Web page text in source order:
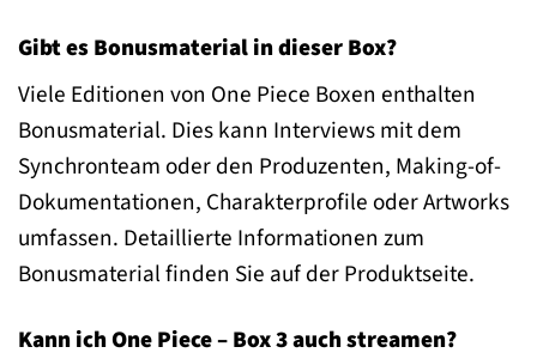
Gibt es Bonusmaterial in dieser Box?
Viele Editionen von One Piece Boxen enthalten
Bonusmaterial. Dies kann Interviews mit dem
Synchronteam oder den Produzenten, Making-of-
Dokumentationen, Charakterprofile oder Artworks
umfassen. Detaillierte Informationen zum
Bonusmaterial finden Sie auf der Produktseite.
Kann ich One Piece – Box 3 auch streamen?